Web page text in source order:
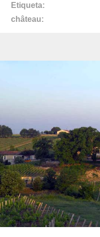
Etiqueta
château